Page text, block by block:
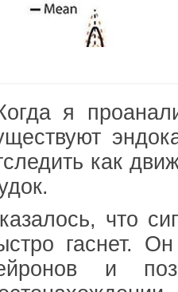
я
как
что
гаснет.
и